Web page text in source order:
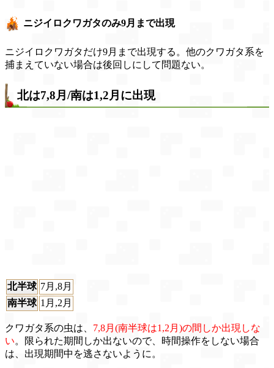
ニジイロクワガタのみ9月まで出現
ニジイロクワガタだけ9月まで出現する。他のクワガタ系を
捕まえていない場合は後回しにして問題ない。
北は7,8月/南は1,2月に出現
北半球 7月,8月
南半球 1月,2月
クワガタ系の虫は、 7,8月(南半球は1,2月)の間しか出現しな
い。限られた期間しか出ないので、時間操作をしない場合
は、出現期間中を逃さないように。